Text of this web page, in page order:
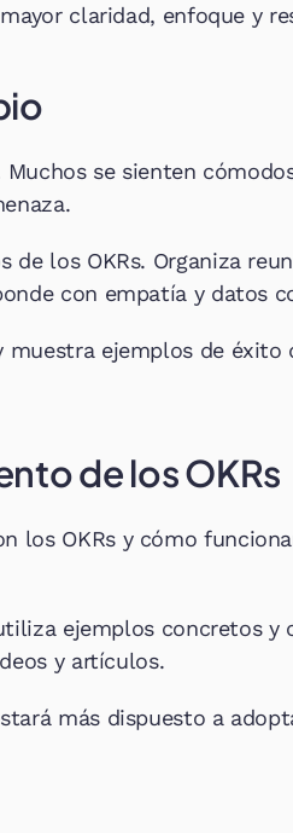
claridad, enfoque y
se sienten
los OKRs. Organiza
con empatía y datos
ejemplos de éxito
de los OKRs
los OKRs y cómo
ejemplos concretos y
y artículos.
más dispuesto a